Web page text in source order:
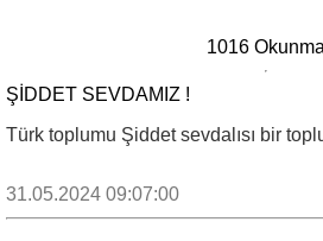
1016
ŞIDDET SEVDAMIZ !
Türk toplumu Şiddet sevdalısı bir
31.05.2024 09:07:00